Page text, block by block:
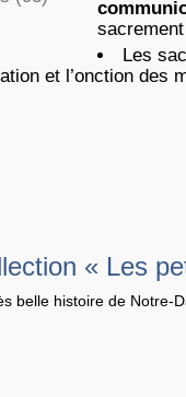
Les
et l’onction des
« Les
belle histoire de Notre-